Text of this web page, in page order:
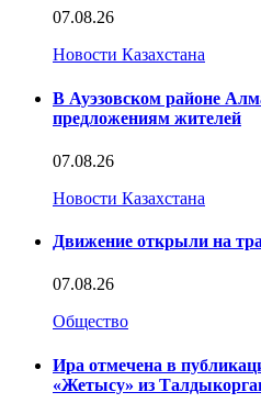
07.08.26
Новости Казахстана
В Ауэзовском районе
предложениям жителей
07.08.26
Новости Казахстана
Движение открыли на
07.08.26
Общество
Ира отмечена в
«Жетысу» из